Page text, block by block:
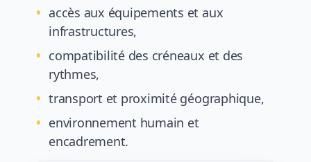
accès aux équipements et aux
infrastructures,
compatibilité des créneaux et des
rythmes,
transport et proximité géographique,
environnement humain et
encadrement.